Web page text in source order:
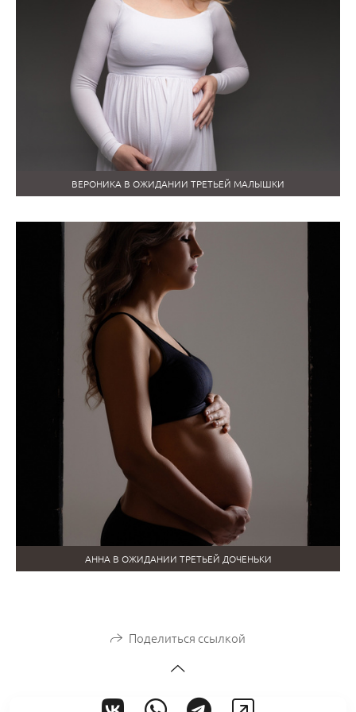
ВЕРОНИКА В ОЖИДАНИИ ТРЕТЬЕЙ МАЛЫШКИ
АННА В ОЖИДАНИИ ТРЕТЬЕЙ ДОЧЕНЬКИ
Поделиться ссылкой